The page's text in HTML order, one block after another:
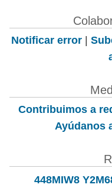
Notificar error |
Contribuimos a
Ayúdanos
448MIW8